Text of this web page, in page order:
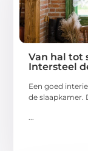
Van hal tot
Intersteel
Een goed
de slaapkamer.